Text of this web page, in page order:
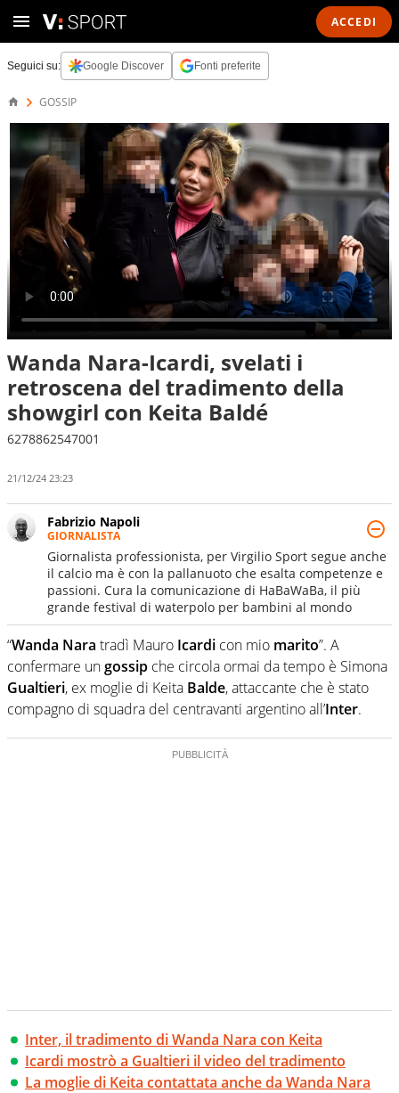
ACCEDI
Seguici su: Google Discover Fonti preferite
GOSSIP
Wanda Nara-Icardi, svelati i
retroscena del tradimento della
showgirl con Keita Baldé
6278862547001
21/12/24 23:23
Fabrizio Napoli
GIORNALISTA
Giornalista professionista, per Virgilio Sport segue anche
il calcio ma è con la pallanuoto che esalta competenze e
passioni. Cura la comunicazione di HaBaWaBa, il più
grande festival di waterpolo per bambini al mondo
“Wanda Nara tradì Mauro Icardi con mio marito”. A
confermare ungossip che circola ormai da tempo è Simona
Gualtieri, ex moglie di Keita Balde, attaccante che è stato
compagno di squadra del centravanti argentino all’Inter.
Inter, il tradimento di Wanda Nara con Keita
Icardi mostrò a Gualtieri il video del tradimento
La moglie di Keita contattata anche da Wanda Nara